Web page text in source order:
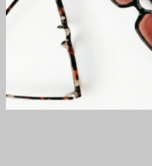
Armazón redondo Chilli Beans para
ideales para el día a día.
Este material ligero garantiza
tratamiento hipoalergénico, los
UVA y UVB para proteger los ojos